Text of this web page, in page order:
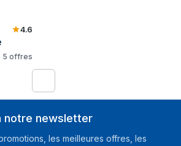
4.6
5 offres
notre newsletter
les meilleures offres, les